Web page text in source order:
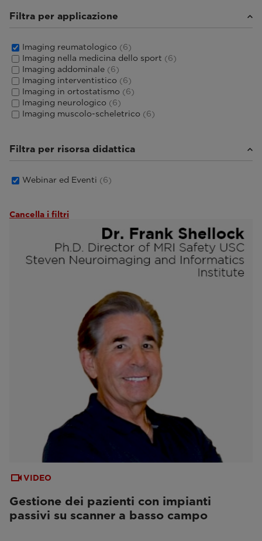
Filtra per applicazione
Imaging reumatologico (6)
Imaging nella medicina dello sport (6)
Imaging addominale (6)
Imaging interventistico (6)
Imaging in ortostatismo (6)
Imaging neurologico (6)
Imaging muscolo-scheletrico (6)
Filtra per risorsa didattica
Webinar ed Eventi (6)
Cancella i filtri
VIDEO
Gestione dei pazienti con impianti
passivi su scanner a basso campo